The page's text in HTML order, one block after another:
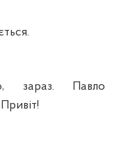
, зараз. Павло